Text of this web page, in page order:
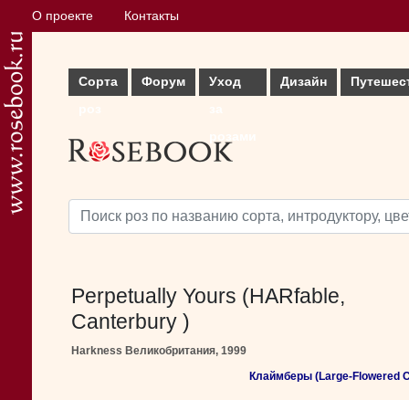
О проекте Контакты
Сорта
Форум
Уход
Дизайн
Perpetually Yours (HARfable,
Canterbury )
Harkness Великобритания, 1999
Клаймберы (Large-Flowered